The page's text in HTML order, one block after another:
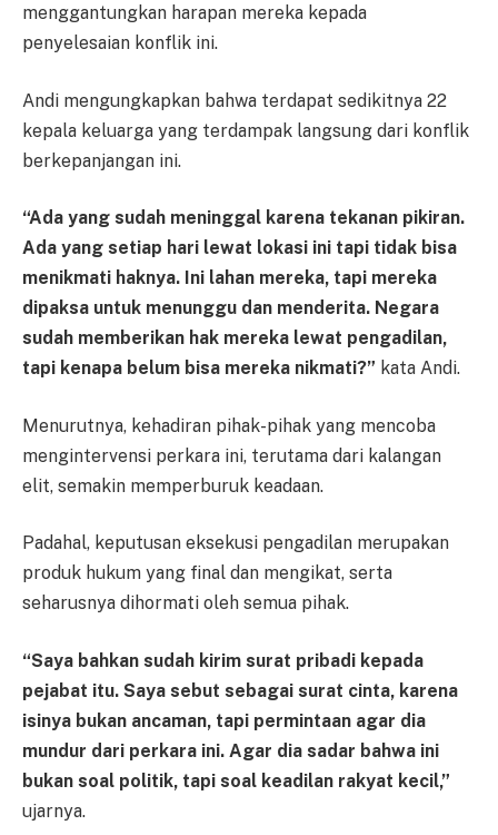
menggantungkan harapan mereka kepada
penyelesaian konflik ini.
Andi mengungkapkan bahwa terdapat sedikitnya 22
kepala keluarga yang terdampak langsung dari konflik
berkepanjangan ini.
“Ada yang sudah meninggal karena tekanan pikiran.
Ada yang setiap hari lewat lokasi ini tapi tidak bisa
menikmati haknya. Ini lahan mereka, tapi mereka
dipaksa untuk menunggu dan menderita. Negara
sudah memberikan hak mereka lewat pengadilan,
tapi kenapa belum bisa mereka nikmati?” kata Andi.
Menurutnya, kehadiran pihak-pihak yang mencoba
mengintervensi perkara ini, terutama dari kalangan
elit, semakin memperburuk keadaan.
Padahal, keputusan eksekusi pengadilan merupakan
produk hukum yang final dan mengikat, serta
seharusnya dihormati oleh semua pihak.
“Saya bahkan sudah kirim surat pribadi kepada
pejabat itu. Saya sebut sebagai surat cinta, karena
isinya bukan ancaman, tapi permintaan agar dia
mundur dari perkara ini. Agar dia sadar bahwa ini
bukan soal politik, tapi soal keadilan rakyat kecil,”
ujarnya.